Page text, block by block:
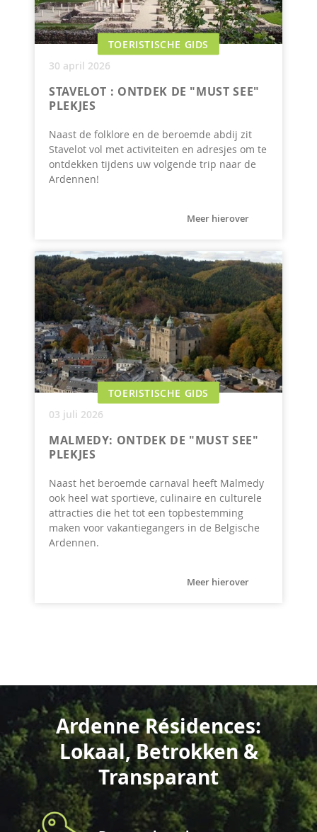
TOERISTISCHE GIDS
30 april 2026
STAVELOT : ONTDEK DE "MUST SEE"
PLEKJES
Naast de folklore en de beroemde abdij zit
Stavelot vol met activiteiten en adresjes om te
ontdekken tijdens uw volgende trip naar de
Ardennen!
Meer hierover
TOERISTISCHE GIDS
03 juli 2026
MALMEDY: ONTDEK DE "MUST SEE"
PLEKJES
Naast het beroemde carnaval heeft Malmedy
ook heel wat sportieve, culinaire en culturele
attracties die het tot een topbestemming
maken voor vakantiegangers in de Belgische
Ardennen.
Meer hierover
Ardenne Résidences:
Lokaal, Betrokken &
Transparant